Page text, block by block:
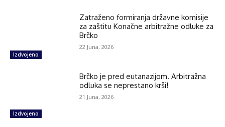
Izdvojeno
Zatraženo formiranja državne komisije
za zaštitu Konačne arbitražne odluke za
Brčko
22 Juna, 2026
Izdvojeno
Brčko je pred eutanazijom. Arbitražna
odluka se neprestano krši!
21 Juna, 2026